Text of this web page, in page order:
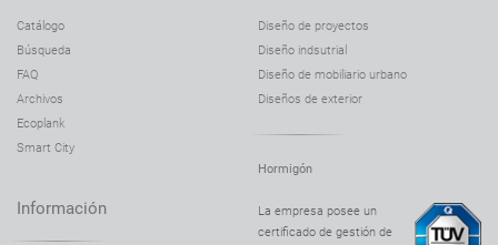
Catálogo
Búsqueda
FAQ
Archivos
Ecoplank
Smart City
Diseño de proyectos
Diseño indsutrial
Diseño de mobiliario urbano
Diseños de exterior
Hormigón
Información
La empresa posee un
certificado de gestión de